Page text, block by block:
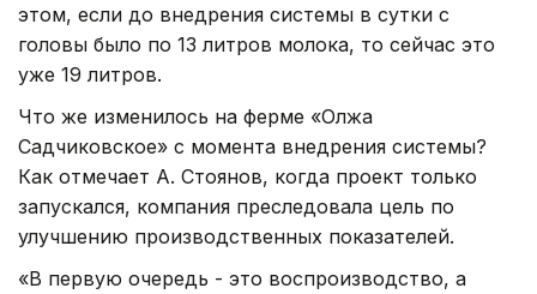
этом, если до внедрения системы в сутки с
головы было по 13 литров молока, то сейчас это
уже 19 литров.
Что же изменилось на ферме «Олжа
Садчиковское» с момента внедрения системы?
Как отмечает А. Стоянов, когда проект только
запускался, компания преследовала цель по
улучшению производственных показателей.
«В первую очередь - это воспроизводство, а